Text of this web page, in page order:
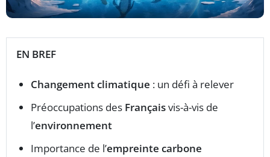
EN BREF
Changement climatique : un défi à relever
Préoccupations des Françaisvis-à-vis de
l’environnement
Importance de l’empreinte carbone